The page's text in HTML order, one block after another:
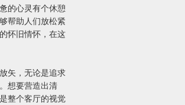
的心灵有个休憩
帮助人们放松紧
怀旧情怀，在这
矢，无论是追求
想要营造出清
整个客厅的视觉